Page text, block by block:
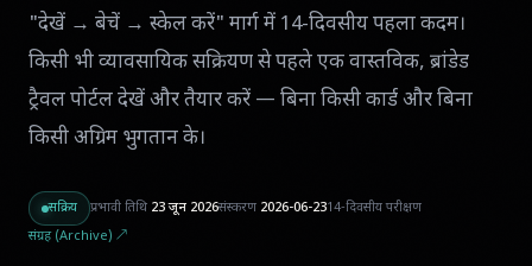
"देखें → बेचें → स्केल करें" मार्ग में 14-दिवसीय पहला कदम।
किसी भी व्यावसायिक सक्रियण से पहले एक वास्तविक, ब्रांडेड
ट्रैवल पोर्टल देखें और तैयार करें — बिना किसी कार्ड और बिना
किसी अग्रिम भुगतान के।
सक्रिय प्रभावी तिथि 23 जून 2026संस्करण 2026-06-2314-दिवसीय परीक्षण
संग्रह (Archive) ↗